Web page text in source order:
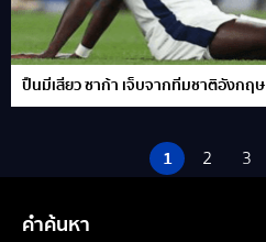
ปืนมีเสียว ซาก้า เจ็บจากทีมชาติอังกฤษ
1 2 3
คำค้นหา